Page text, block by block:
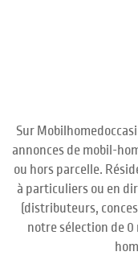
Sur
annonces de mobil-
ou hors parcelle.
à particuliers ou en
(distributeurs,
notre sélection de 0